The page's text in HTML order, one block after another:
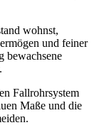
wohnst,
und feiner
bewachsene
Fallrohrsystem
Maße und die